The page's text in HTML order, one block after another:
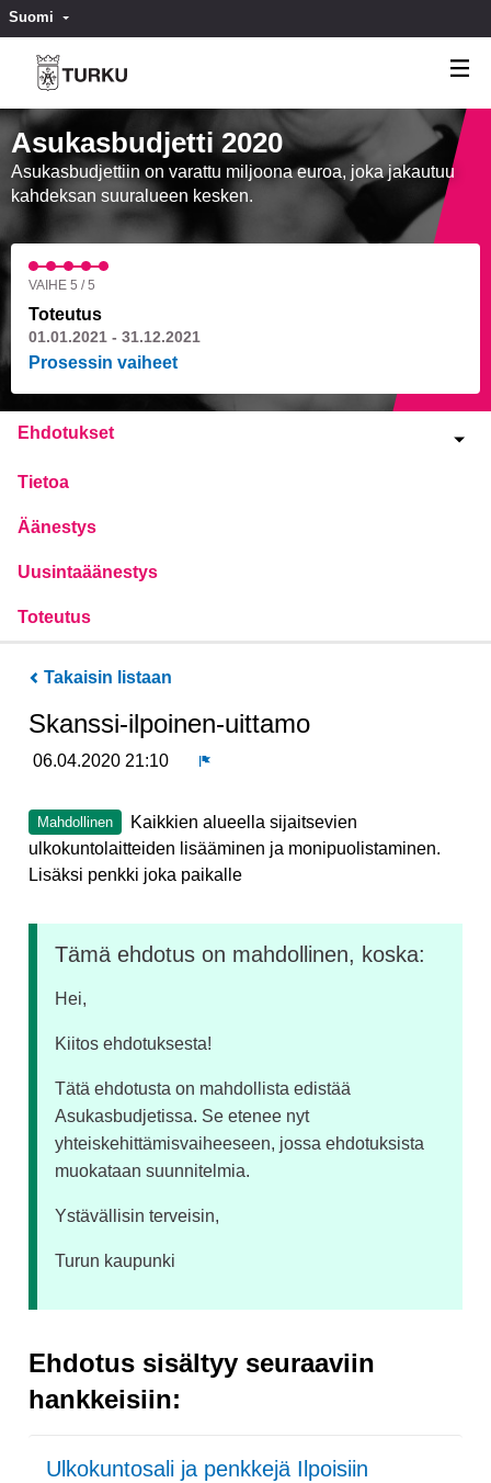
Suomi Valitse kieli
Asukasbudjetti 2020
Asukasbudjettiin on varattu miljoona euroa, joka jakautuu
kahdeksan suuralueen kesken.
VAIHE 5 / 5
Toteutus
01.01.2021 - 31.12.2021
Prosessin vaiheet
Ehdotukset
Tietoa
Äänestys
Uusintaäänestys
Toteutus
Takaisin listaan
Skanssi-ilpoinen-uittamo
06.04.2020 21:10
Mahdollinen
Kaikkien alueella sijaitsevien
ulkokuntolaitteiden lisääminen ja monipuolistaminen.
Lisäksi penkki joka paikalle
Tämä ehdotus on mahdollinen, koska:
Hei,
Kiitos ehdotuksesta!
Tätä ehdotusta on mahdollista edistää
Asukasbudjetissa. Se etenee nyt
yhteiskehittämisvaiheeseen, jossa ehdotuksista
muokataan suunnitelmia.
Ystävällisin terveisin,
Turun kaupunki
Ehdotus sisältyy seuraaviin
hankkeisiin:
Ulkokuntosali ja penkkejä Ilpoisiin